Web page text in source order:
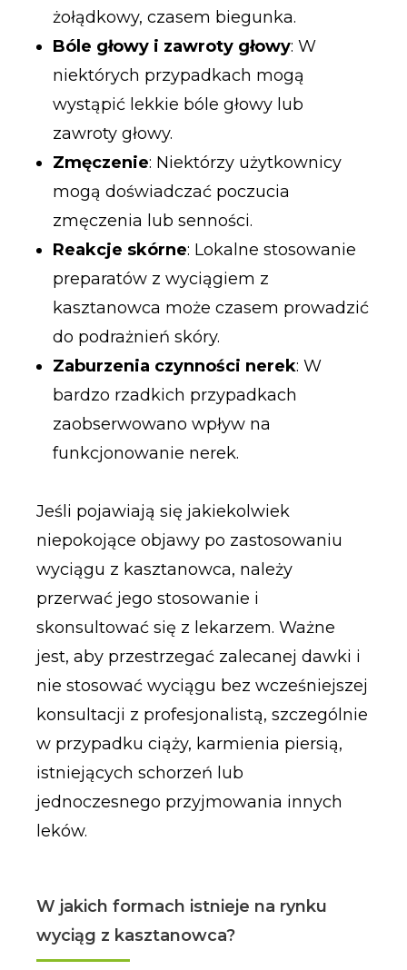
żołądkowy, czasem biegunka.
Bóle głowy i zawroty głowy: W
niektórych przypadkach mogą
wystąpić lekkie bóle głowy lub
zawroty głowy.
Zmęczenie: Niektórzy użytkownicy
mogą doświadczać poczucia
zmęczenia lub senności.
Reakcje skórne: Lokalne stosowanie
preparatów z wyciągiem z
kasztanowca może czasem prowadzić
do podrażnień skóry.
Zaburzenia czynności nerek: W
bardzo rzadkich przypadkach
zaobserwowano wpływ na
funkcjonowanie nerek.
Jeśli pojawiają się jakiekolwiek
niepokojące objawy po zastosowaniu
wyciągu z kasztanowca, należy
przerwać jego stosowanie i
skonsultować się z lekarzem. Ważne
jest, aby przestrzegać zalecanej dawki i
nie stosować wyciągu bez wcześniejszej
konsultacji z profesjonalistą, szczególnie
w przypadku ciąży, karmienia piersią,
istniejących schorzeń lub
jednoczesnego przyjmowania innych
leków.
W jakich formach istnieje na rynku
wyciąg z kasztanowca?